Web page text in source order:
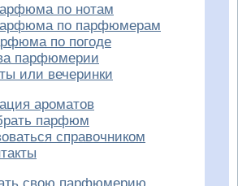
по нотам
по парфюмерам
по погоде
парфюмерии
или вечеринки
ароматов
парфюм
справочником
свою парфюмерию